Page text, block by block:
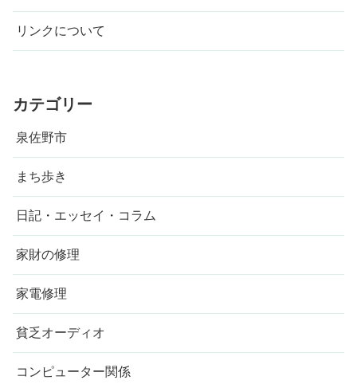
リンクについて
カテゴリー
泉佐野市
まち歩き
日記・エッセイ・コラム
家財の修理
家電修理
貧乏オーディオ
コンピューター関係